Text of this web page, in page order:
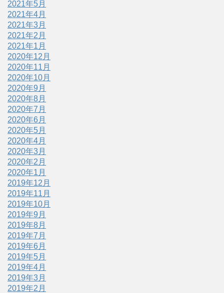
2021年5月
2021年4月
2021年3月
2021年2月
2021年1月
2020年12月
2020年11月
2020年10月
2020年9月
2020年8月
2020年7月
2020年6月
2020年5月
2020年4月
2020年3月
2020年2月
2020年1月
2019年12月
2019年11月
2019年10月
2019年9月
2019年8月
2019年7月
2019年6月
2019年5月
2019年4月
2019年3月
2019年2月